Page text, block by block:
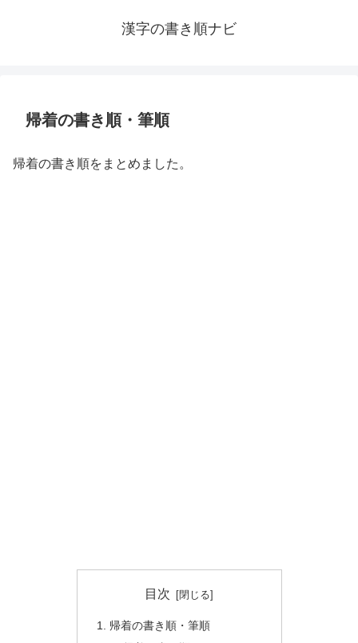
漢字の書き順ナビ
帰着の書き順・筆順
帰着の書き順をまとめました。
目次
帰着の書き順・筆順